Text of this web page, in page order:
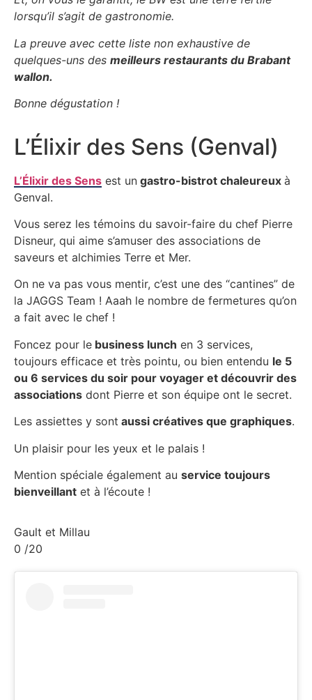
lorsqu’il s’agit de gastronomie.
La preuve avec cette liste non exhaustive de
quelques-uns des meilleurs restaurants du Brabant
wallon.
Bonne dégustation !
L’Élixir des Sens (Genval)
L’Élixir des Sens est un gastro-bistrot chaleureux à
Genval.
Vous serez les témoins du savoir-faire du chef Pierre
Disneur, qui aime s’amuser des associations de
saveurs et alchimies Terre et Mer.
On ne va pas vous mentir, c’est une des “cantines” de
la JAGGS Team ! Aaah le nombre de fermetures qu’on
a fait avec le chef !
Foncez pour le business lunch en 3 services,
toujours efficace et très pointu, ou bien entendu le 5
ou 6 services du soir pour voyager et découvrir des
associations dont Pierre et son équipe ont le secret.
Les assiettes y sont aussi créatives que graphiques.
Un plaisir pour les yeux et le palais !
Mention spéciale également au service toujours
bienveillant et à l’écoute !
Gault et Millau
0 /20